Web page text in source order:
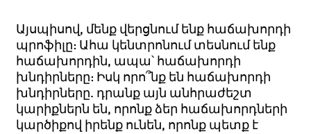
Այսպիսով, մենք վերցնում ենք հաճախորդի
պրոֆիլը: Ահա կենտրոնում տեսնում ենք
հաճախորդին, ապա՝ հաճախորդի
խնդիրները: Իսկ որո՞նք են հաճախորդի
խնդիրները. դրանք այն անհրաժեշտ
կարիքներն են, որոնք ձեր հաճախորդների
կարծիքով իրենք ունեն, որոնք պետք է